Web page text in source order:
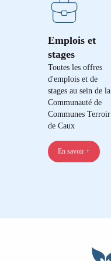
Emplois et
stages
Toutes les offres
d'emplois et de
stages au sein de la
Communauté de
Communes Terroir
de Caux
En savoir +